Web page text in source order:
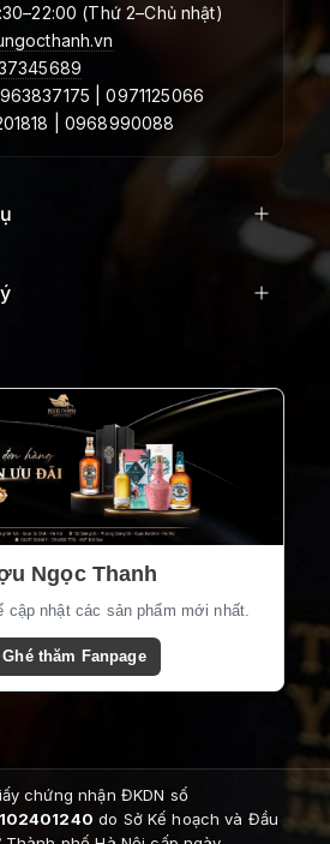
(Thứ 2–Chủ nhật)
| 0971125066
| 0968990088
Ngọc Thanh
cập nhật các sản phẩm mới nhất.
Ghé thăm Fanpage
chứng nhận ĐKDN số
do Sở Kế hoạch và Đầu